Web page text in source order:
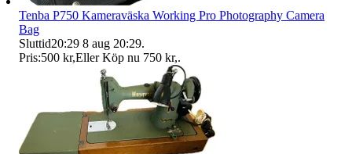
Tenba P750 Kameraväska Working Pro Photography Camera
Bag
Sluttid20:29 8 aug 20:29.
Pris:500 kr,Eller Köp nu 750 kr,.